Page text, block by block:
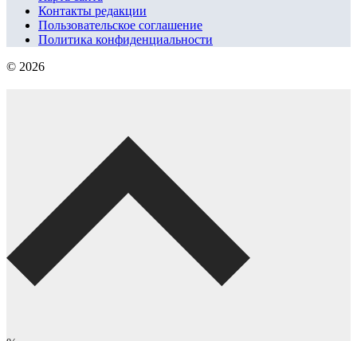
Контакты редакции
Пользовательское соглашение
Политика конфиденциальности
© 2026